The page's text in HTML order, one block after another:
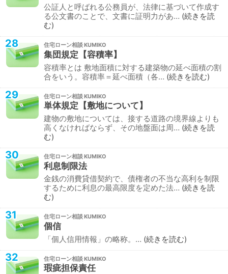
公証人と呼ばれる公務員が、法律に基づいて作成す
る公文書のことで、文書に証明力があ… 続きを読
む
28 住宅ローン相談
集団規定【容積率】
容積率とは 敷地面積に対する建築物の延べ面積の割
合をいう。容積率＝延べ面積（各… 続きを読む
29 住宅ローン相談
単体規定【敷地について】
建物の敷地については、接する道路の境界線よりも
高くなければならず、その地盤面は周… 続きを読
む
30 住宅ローン相談
利息制限法
金銭の消費貸借契約で、債権者の不当な高利を制限
するために利息の最高限度を定めた法… 続きを読
む
31 住宅ローン相談
個信
「個人信用情報」の略称。… 続きを読む
32 住宅ローン相談
瑕疵担保責任